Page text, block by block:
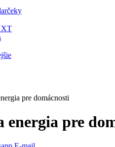
pre domácnosti
energia pre